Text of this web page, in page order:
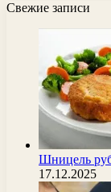
Свежие записи
Шницель
17.12.2025